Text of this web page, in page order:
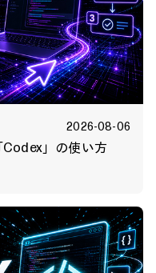
2026-08-06
Codex」の使い方